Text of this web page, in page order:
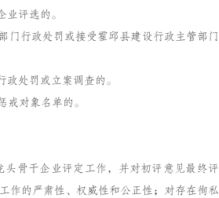
评选的。
门行政处罚或接受霍邱县建设行政主管部门
处罚或立案调查的。
对象名单的。
骨干企业评定工作，并对初评意见最终评
作的严肃性、权威性和公正性；对存在徇私